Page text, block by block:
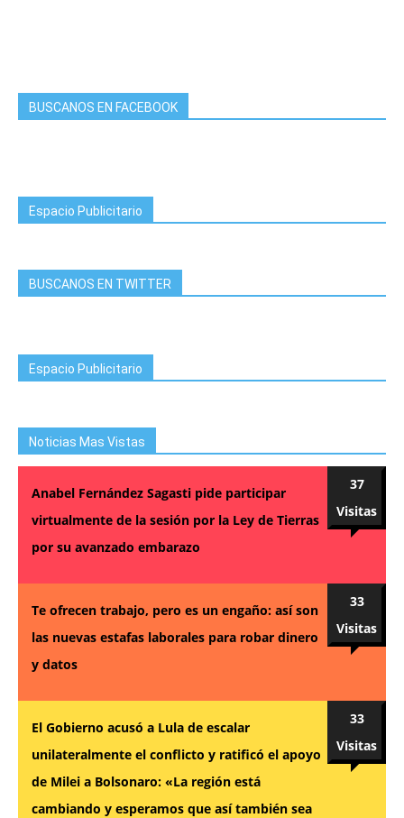
BUSCANOS EN FACEBOOK
Espacio Publicitario
BUSCANOS EN TWITTER
Espacio Publicitario
Noticias Mas Vistas
Anabel Fernández Sagasti pide participar
virtualmente de la sesión por la Ley de Tierras
por su avanzado embarazo
37
Visitas
Te ofrecen trabajo, pero es un engaño: así son
las nuevas estafas laborales para robar dinero
y datos
33
Visitas
El Gobierno acusó a Lula de escalar
unilateralmente el conflicto y ratificó el apoyo
de Milei a Bolsonaro: «La región está
cambiando y esperamos que así también sea
33
Visitas